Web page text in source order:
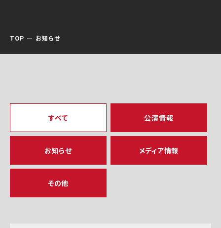
TOP お知らせ
すべて 公演情報
お知らせ メディア情報
その他